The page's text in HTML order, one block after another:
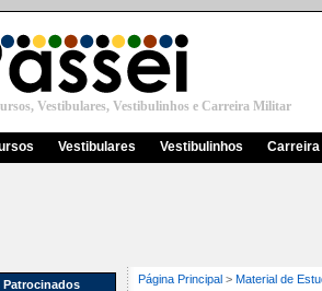
Vestibulares, Vestibulinhos e Carreira Militar
Vestibulares Vestibulinhos
Patrocinados Página Principal > Material de